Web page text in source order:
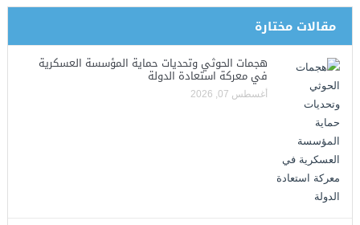
مقالات مختارة
هجمات الحوثي وتحديات حماية المؤسسة العسكرية
في معركة استعادة الدولة
أغسطس 07, 2026